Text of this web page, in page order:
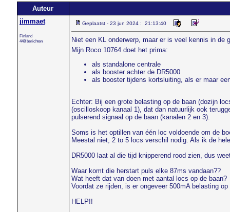
Auteur
jimmaet
Finland
448 berichten
Geplaatst - 23 jun 2024 : 21:13:40
Niet een KL onderwerp, maar er is veel kennis in de
Mijn Roco 10764 doet het prima:
als standalone centrale
als booster achter de DR5000
als booster tijdens kortsluiting, als er maar
Echter: Bij een grote belasting op de baan (dozijn
(oscilloskoop kanaal 1), dat dan natuurlijk ook
pulserend signaal op de baan (kanalen 2 en 3).
Soms is het optillen van één loc voldoende om de
Meestal niet, 2 to 5 locs verschil nodig. Als ik de
DR5000 laat al die tijd knipperend rood zien, dus
Waar komt die herstart puls elke 87ms vandaan??
Wat heeft dat van doen met aantal locs op de baan?
Voordat ze rijden, is er ongeveer 500mA belasting op
HELP!!